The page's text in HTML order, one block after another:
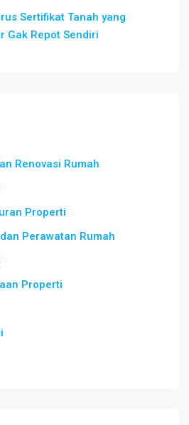
Sertifikat Tanah yang
Gak Repot Sendiri
Renovasi Rumah
Properti
Perawatan Rumah
Properti